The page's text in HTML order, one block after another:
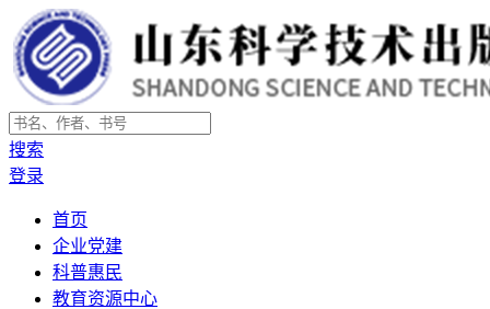
搜索
登录
首页
企业党建
科普惠民
教育资源中心